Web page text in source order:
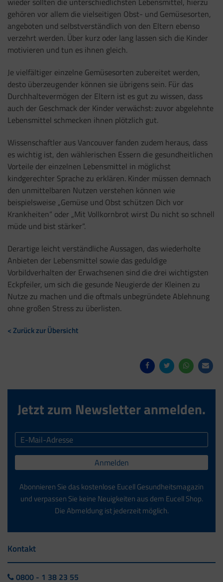
gehören vor allem die vielseitigen Obst- und Gemüsesorten,
angeboten und selbstverständlich von den Eltern ebenso
verzehrt werden. Über kurz oder lang lassen sich die Kinder
motivieren und tun es ihnen gleich.
Je vielfältiger einzelne Gemüsesorten zubereitet werden,
desto überzeugender können sie übrigens sein. Für das
Durchhaltevermögen der Eltern ist es gut zu wissen, dass
auch der Geschmack der Kinder verwächst: zuvor abgelehnte
Lebensmittel schmecken ihnen plötzlich gut.
Wissenschaftler aus Vancouver fanden zudem heraus, dass
es wichtig ist, den wählerischen Essern die gesundheitlichen
Vorteile der einzelnen Lebensmittel in möglichst
kindgerechter Sprache zu erklären. Kinder müssen demnach
den unmittelbaren Nutzen verstehen können wie
beispielsweise „Gemüse und Obst schützen Dich vor
Krankheiten“ oder „Mit Vollkornbrot wirst Du nicht so schnell
müde und bist stärker“.
Derartige leicht verständliche Aussagen, das wiederholte
Anbieten der Lebensmittel sowie das geduldige
Vorbildverhalten der Erwachsenen sind die drei wichtigsten
Eckpfeiler, um sich die gesunde Neugierde der Kleinen zu
Nutze zu machen und die oftmals unbegründete Ablehnung
ohne großen Stress zu überlisten.
< Zurück zur Übersicht
Jetzt zum Newsletter anmelden.
Anmelden
Abonnieren Sie das kostenlose Eucell Gesundheitsmagazin
und verpassen Sie keine Neuigkeiten aus dem Eucell Shop.
Die Abmeldung ist jederzeit möglich.
Kontakt
0800 - 1 38 23 55